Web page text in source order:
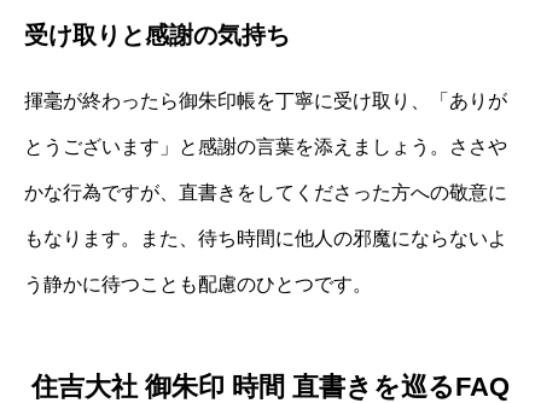
受け取りと感謝の気持ち
揮毫が終わったら御朱印帳を丁寧に受け取り、「ありが
とうございます」と感謝の言葉を添えましょう。ささや
かな行為ですが、直書きをしてくださった方への敬意に
もなります。また、待ち時間に他人の邪魔にならないよ
う静かに待つことも配慮のひとつです。
住吉大社 御朱印 時間 直書きを巡るFAQ